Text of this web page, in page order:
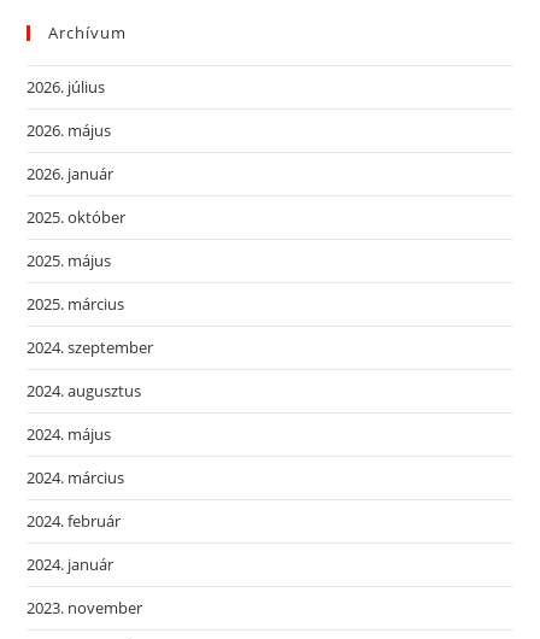
Archívum
2026. július
2026. május
2026. január
2025. október
2025. május
2025. március
2024. szeptember
2024. augusztus
2024. május
2024. március
2024. február
2024. január
2023. november